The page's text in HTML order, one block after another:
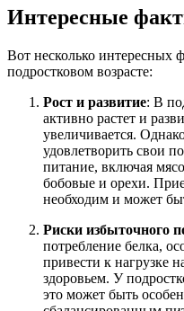
Интересные
Вот несколько интересных
подростковом возрасте:
Рост и развитие: В
активно растет и
увеличивается.
удовлетворить свои
питание, включая
бобовые и орехи.
необходим и может
Риски избыточного
потребление белка,
привести к нагрузке
здоровьем. У
это может быть